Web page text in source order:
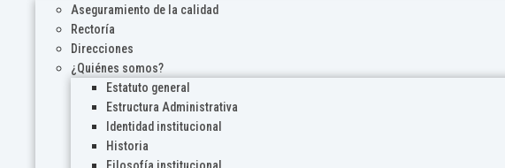
Aseguramiento de la calidad
Rectoría
Direcciones
¿Quiénes somos?
Estatuto general
Estructura Administrativa
Identidad institucional
Historia
Filosofía institucional